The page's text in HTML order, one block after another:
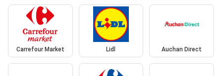
Carrefour Market Lidl Auchan Direct